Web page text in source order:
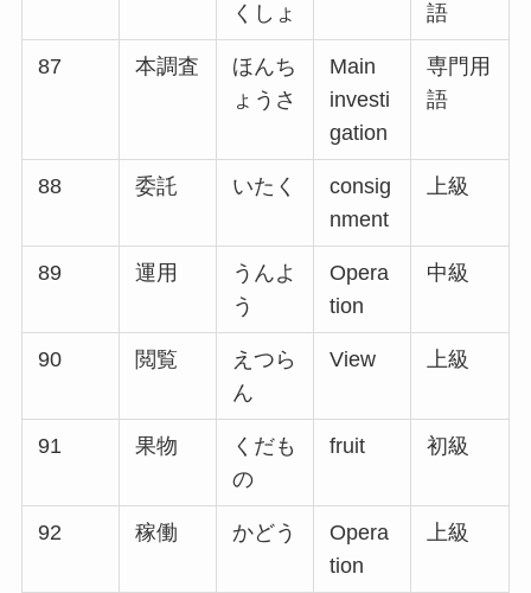
くしょ
語
87 本調査
ほんち
ょうさ
Main
investi
gation
専門用
語
88 委託 いたく
consig
nment
上級
89 運用
うんよ
う
Opera
tion
中級
90 閲覧
えつら
ん
View 上級
91 果物
くだも
の
fruit 初級
92 稼働 かどう
Opera
tion
上級